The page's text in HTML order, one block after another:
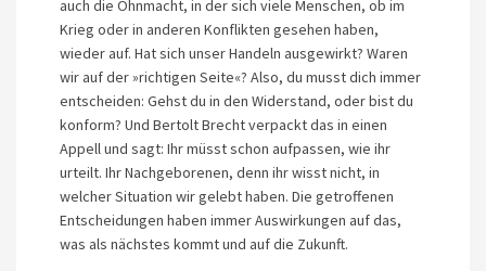
auch die Ohnmacht, in der sich viele Menschen, ob im
Krieg oder in anderen Konflikten gesehen haben,
wieder auf. Hat sich unser Handeln ausgewirkt? Waren
wir auf der »richtigen Seite«? Also, du musst dich immer
entscheiden: Gehst du in den Widerstand, oder bist du
konform? Und Bertolt Brecht verpackt das in einen
Appell und sagt: Ihr müsst schon aufpassen, wie ihr
urteilt. Ihr Nachgeborenen, denn ihr wisst nicht, in
welcher Situation wir gelebt haben. Die getroffenen
Entscheidungen haben immer Auswirkungen auf das,
was als nächstes kommt und auf die Zukunft.